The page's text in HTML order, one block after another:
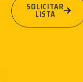
SOLICITAR
LISTA